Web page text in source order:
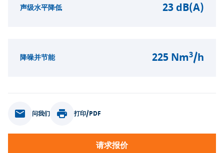
声级水平降低 23 dB(A)
降噪并节能 225 Nm3/h
问我们 打印/PDF
请求报价